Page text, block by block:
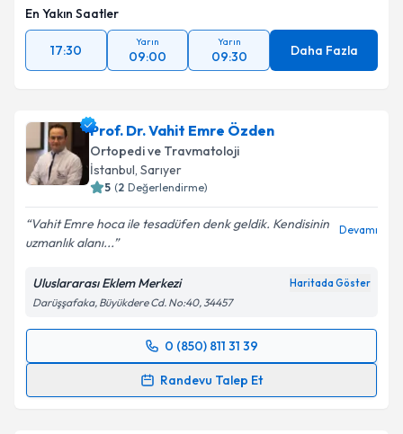
En Yakın Saatler
17:30
Yarın
09:00
Yarın
09:30 Daha Fazla
Prof. Dr. Vahit Emre Özden
Ortopedi ve Travmatoloji
İstanbul, Sarıyer
5 (2 Değerlendirme)
Vahit Emre hoca ile tesadüfen denk geldik. Kendisinin
uzmanlık alanı...
Devamı
Uluslararası Eklem Merkezi Haritada Göster
Darüşşafaka, Büyükdere Cd. No:40, 34457
0 (850) 811 31 39
Randevu Talep Et
Randevu Takvimi Talebi